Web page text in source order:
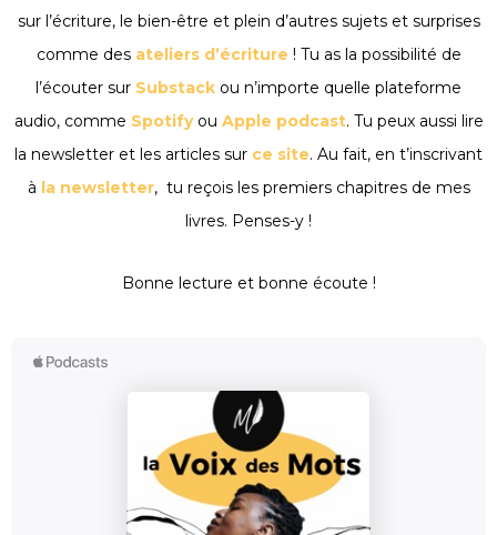
sur l’écriture, le bien-être et plein d’autres sujets et surprises
comme des ateliers d’écriture ! Tu as la possibilité de
l’écouter sur Substack ou n’importe quelle plateforme
audio, comme Spotifyou Apple podcast. Tu peux aussi lire
la newsletter et les articles sur ce site. Au fait, en t’inscrivant
à la newsletter, tu reçois les premiers chapitres de mes
livres. Penses-y !
Bonne lecture et bonne écoute !